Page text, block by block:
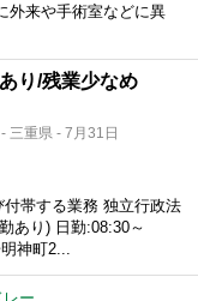
外来や手術室などに異
り/残業少なめ
三重県 - 7月31日
付帯する業務 独立行政法
あり) 日勤:08:30～
神町2...